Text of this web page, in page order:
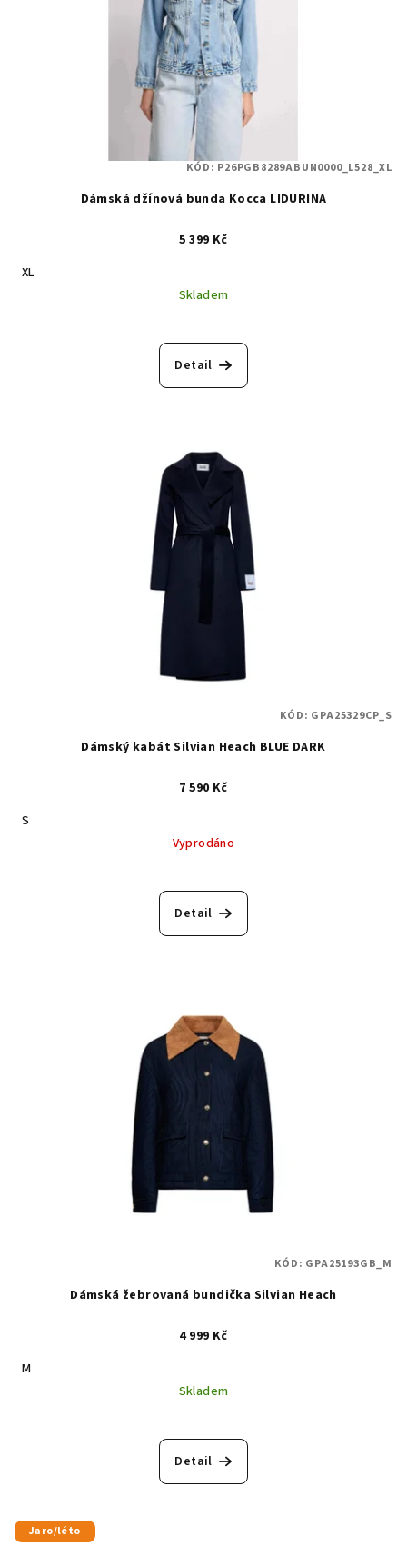
Dámská džínová bunda Kocca LIDURINA
5 399 Kč
XL
Skladem
Detail
KÓD: P26PGB8289ABUN0000_L528_XL
Dámský kabát Silvian Heach BLUE DARK
7 590 Kč
S
Vyprodáno
Detail
KÓD: GPA25329CP_S
Dámská žebrovaná bundička Silvian Heach
4 999 Kč
M
Skladem
Detail
KÓD: GPA25193GB_M
Jaro/léto